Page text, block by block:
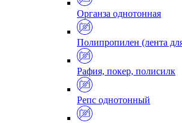
Органза однотонная
Полипропилен (лента
Рафия, покер, полисилк
Репс однотонный